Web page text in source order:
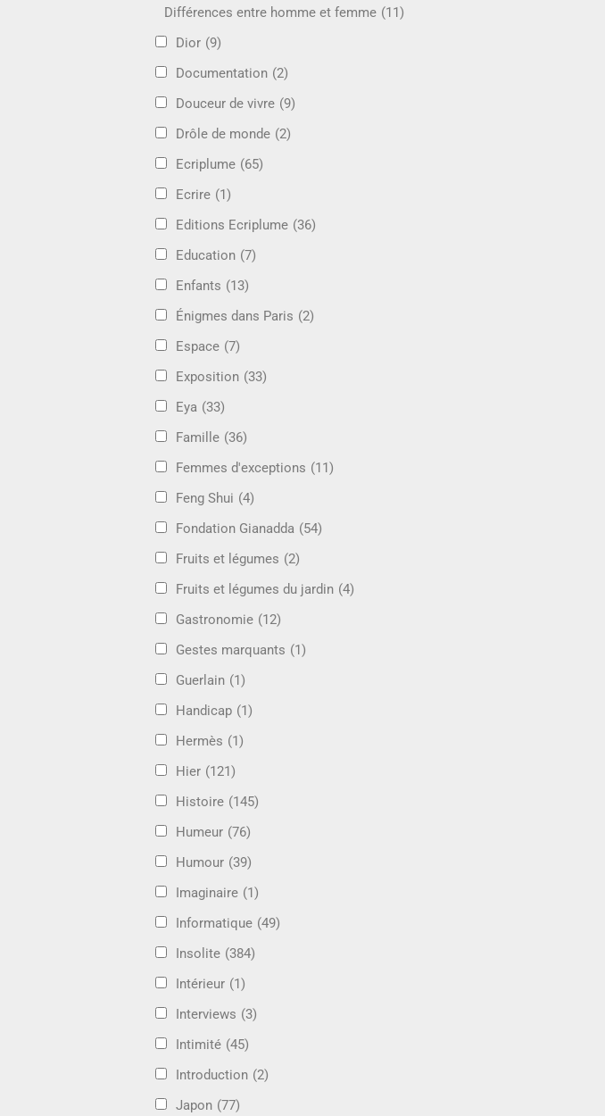
Différences entre homme et femme (11)
Dior (9)
Documentation (2)
Douceur de vivre (9)
Drôle de monde (2)
Ecriplume (65)
Ecrire (1)
Editions Ecriplume (36)
Education (7)
Enfants (13)
Énigmes dans Paris (2)
Espace (7)
Exposition (33)
Eya (33)
Famille (36)
Femmes d'exceptions (11)
Feng Shui (4)
Fondation Gianadda (54)
Fruits et légumes (2)
Fruits et légumes du jardin (4)
Gastronomie (12)
Gestes marquants (1)
Guerlain (1)
Handicap (1)
Hermès (1)
Hier (121)
Histoire (145)
Humeur (76)
Humour (39)
Imaginaire (1)
Informatique (49)
Insolite (384)
Intérieur (1)
Interviews (3)
Intimité (45)
Introduction (2)
Japon (77)